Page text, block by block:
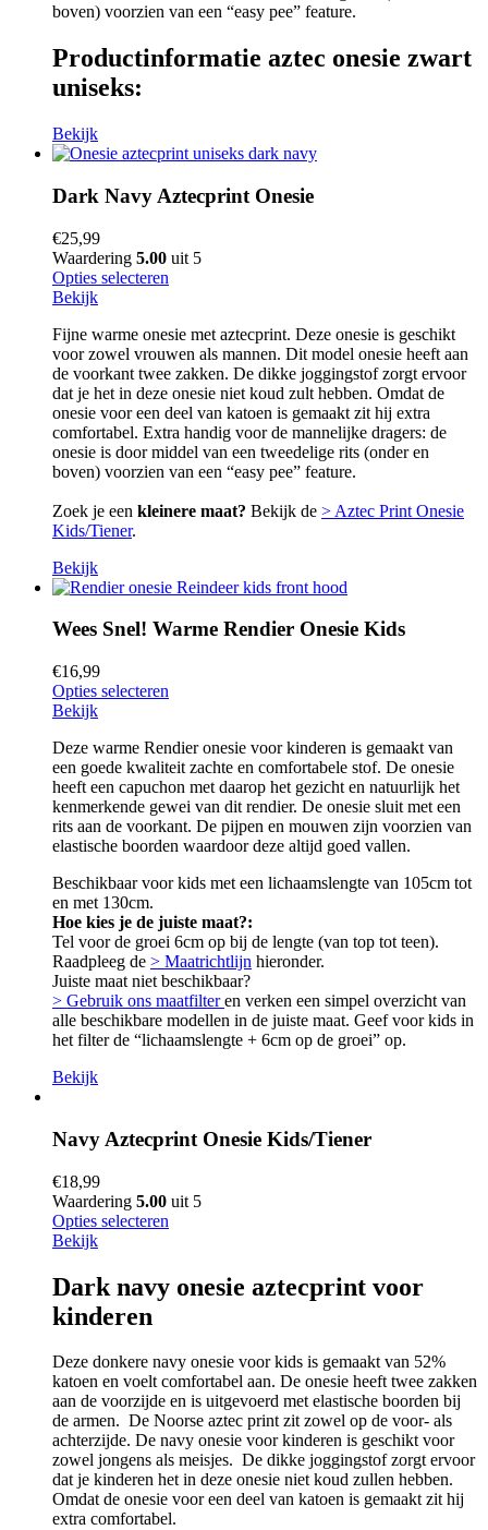
boven) voorzien van een “easy pee” feature.
Productinformatie aztec onesie zwart
uniseks:
Bekijk
Dark Navy Aztecprint Onesie
€25,99
Waardering 5.00 uit 5
Opties selecteren
Bekijk
Fijne warme onesie met aztecprint. Deze onesie is geschikt
voor zowel vrouwen als mannen. Dit model onesie heeft aan
de voorkant twee zakken. De dikke joggingstof zorgt ervoor
dat je het in deze onesie niet koud zult hebben. Omdat de
onesie voor een deel van katoen is gemaakt zit hij extra
comfortabel. Extra handig voor de mannelijke dragers: de
onesie is door middel van een tweedelige rits (onder en
boven) voorzien van een “easy pee” feature.
Zoek je een kleinere maat? Bekijk de > Aztec Print Onesie
Kids/Tiener.
Bekijk
Wees Snel! Warme Rendier Onesie Kids
€16,99
Opties selecteren
Bekijk
Deze warme Rendier onesie voor kinderen is gemaakt van
een goede kwaliteit zachte en comfortabele stof. De onesie
heeft een capuchon met daarop het gezicht en natuurlijk het
kenmerkende gewei van dit rendier. De onesie sluit met een
rits aan de voorkant. De pijpen en mouwen zijn voorzien van
elastische boorden waardoor deze altijd goed vallen.
Beschikbaar voor kids met een lichaamslengte van 105cm tot
en met 130cm.
Hoe kies je de juiste maat?:
Tel voor de groei 6cm op bij de lengte (van top tot teen).
Raadpleeg de > Maatrichtlijn hieronder.
Juiste maat niet beschikbaar?
> Gebruik ons maatfilteren verken een simpel overzicht van
alle beschikbare modellen in de juiste maat. Geef voor kids in
het filter de “lichaamslengte + 6cm op de groei” op.
Bekijk
Navy Aztecprint Onesie Kids/Tiener
€18,99
Waardering 5.00 uit 5
Opties selecteren
Bekijk
Dark navy onesie aztecprint voor
kinderen
Deze donkere navy onesie voor kids is gemaakt van 52%
katoen en voelt comfortabel aan. De onesie heeft twee zakken
aan de voorzijde en is uitgevoerd met elastische boorden bij
de armen. De Noorse aztec print zit zowel op de voor- als
achterzijde. De navy onesie voor kinderen is geschikt voor
zowel jongens als meisjes. De dikke joggingstof zorgt ervoor
dat je kinderen het in deze onesie niet koud zullen hebben.
Omdat de onesie voor een deel van katoen is gemaakt zit hij
extra comfortabel.